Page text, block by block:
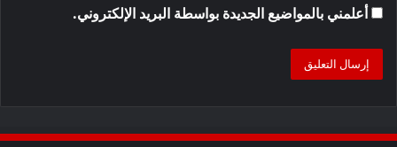
أعلمني بالمواضيع الجديدة بواسطة البريد الإلكتروني.